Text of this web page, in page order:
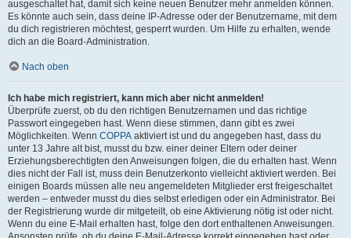
ausgeschaltet hat, damit sich keine neuen Benutzer mehr anmelden können.
Es könnte auch sein, dass deine IP-Adresse oder der Benutzername, mit dem
du dich registrieren möchtest, gesperrt wurden. Um Hilfe zu erhalten, wende
dich an die Board-Administration.
Nach oben
Ich habe mich registriert, kann mich aber nicht anmelden!
Überprüfe zuerst, ob du den richtigen Benutzernamen und das richtige
Passwort eingegeben hast. Wenn diese stimmen, dann gibt es zwei
Möglichkeiten. Wenn COPPA aktiviert ist und du angegeben hast, dass du
unter 13 Jahre alt bist, musst du bzw. einer deiner Eltern oder deiner
Erziehungsberechtigten den Anweisungen folgen, die du erhalten hast. Wenn
dies nicht der Fall ist, muss dein Benutzerkonto vielleicht aktiviert werden. Bei
einigen Boards müssen alle neu angemeldeten Mitglieder erst freigeschaltet
werden – entweder musst du dies selbst erledigen oder ein Administrator. Bei
der Registrierung wurde dir mitgeteilt, ob eine Aktivierung nötig ist oder nicht.
Wenn du eine E-Mail erhalten hast, folge den dort enthaltenen Anweisungen.